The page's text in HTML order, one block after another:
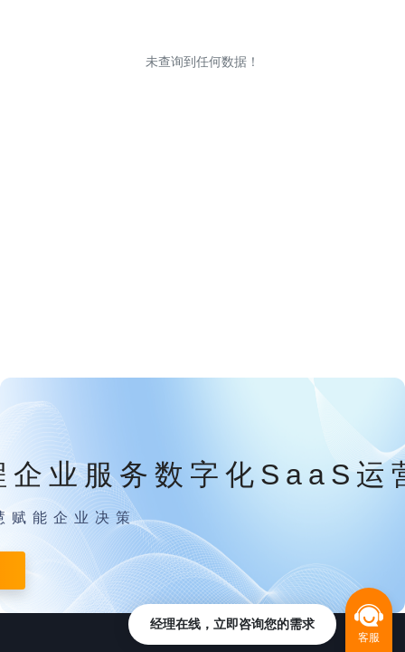
未查询到任何数据！
企业服务数字化SaaS运
赋能企业决策
客服
经理在线，立即咨询您的需求